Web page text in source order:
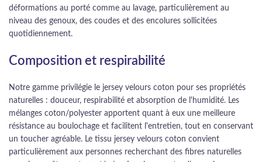
déformations au porté comme au lavage, particulièrement au
niveau des genoux, des coudes et des encolures sollicitées
quotidiennement.
Composition et respirabilité
Notre gamme privilégie le jersey velours coton pour ses propriétés
naturelles : douceur, respirabilité et absorption de l'humidité. Les
mélanges coton/polyester apportent quant à eux une meilleure
résistance au boulochage et facilitent l'entretien, tout en conservant
un toucher agréable. Le tissu jersey velours coton convient
particulièrement aux personnes recherchant des fibres naturelles